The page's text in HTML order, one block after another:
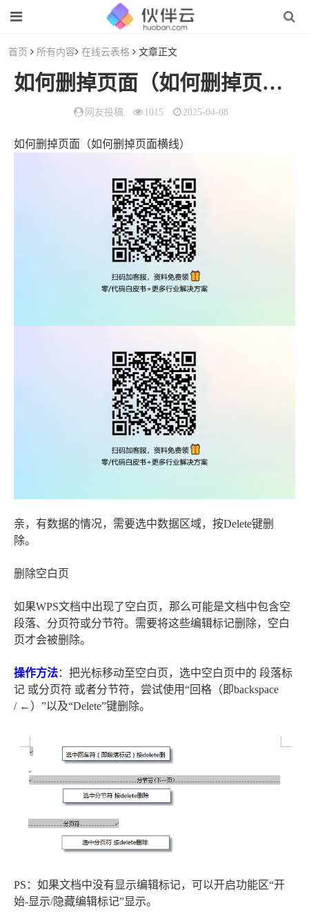
首页 所有内容 在线云表格 文章正文
如何删掉页面（如何删掉页面横线）
网友投稿 1015 2025-04-08
如何删掉页面（如何删掉页面横线）
亲，有数据的情况，需要选中数据区域，按Delete键删
除。
删除空白页
如果WPS文档中出现了空白页，那么可能是文档中包含空
段落、分页符或分节符。需要将这些编辑标记删除，空白
页才会被删除。
操作方法：把光标移动至空白页，选中空白页中的 段落标
记 或分页符 或者分节符，尝试使用“回格（即backspace
/ ←）”以及“Delete”键删除。
PS：如果文档中没有显示编辑标记，可以开启功能区“开
始-显示/隐藏编辑标记”显示。